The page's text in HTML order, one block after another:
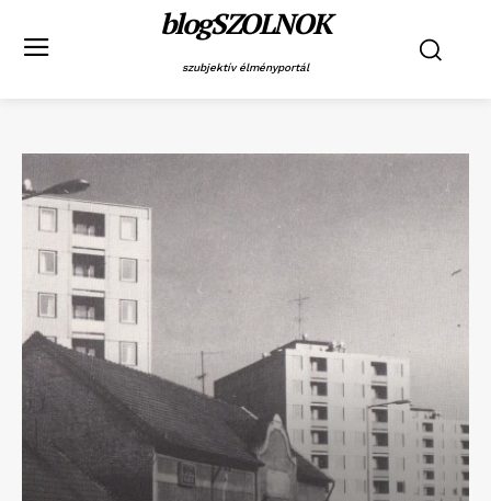
blogSZOLNOK
szubjektív élményportál